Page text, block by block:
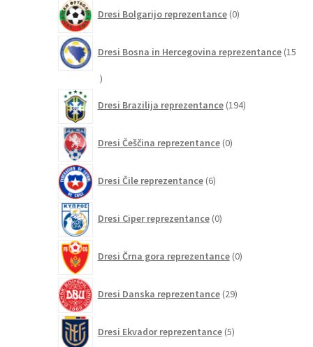
Dresi Bolgarijo reprezentance 0izdelkov
Dresi Bosna in Hercegovina reprezentance 15
15
Dresi Brazilija reprezentance 194izdelkov
Dresi Češčina reprezentance 0izdelkov
Dresi Čile reprezentance 6izdelkov
Dresi Ciper reprezentance 0izdelkov
Dresi Črna gora reprezentance 0izdelkov
Dresi Danska reprezentance 29izdelkov
Dresi Ekvador reprezentance 5izdelkov